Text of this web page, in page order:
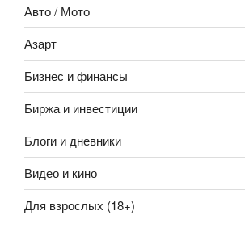
Авто / Мото
Азарт
Бизнес и финансы
Биржа и инвестиции
Блоги и дневники
Видео и кино
Для взрослых (18+)